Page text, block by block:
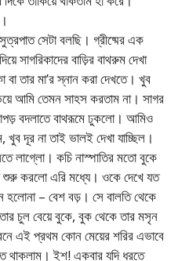
সেটা বলছি। গ্রীষ্মের এক
সাগরিকাদের বাড়ির বাথরুম দেখা
বা তার মা’র স্নান করা দেখতে। খুব
আমি তেমন সাহস করতাম না। সাগর
বদলাতে বাথরূমে ঢুকলো। আমিও
দূর না তাই ভালই দেখা যাচ্ছিল।
লাগ্লো। কচি নাস্পাতির মতো বুকে
শুরু করলো এরি মধ্যে। ওকে দেখে যত
হলোনা – বেশ বড়। সে বালতি থেকে
চুল বেয়ে বুকে, বুক থেকে তার মসৃন
এই প্রথম কোন মেয়ের শরির এভাবে
থাকলাম। ইশ! একবার যদি ধরতে